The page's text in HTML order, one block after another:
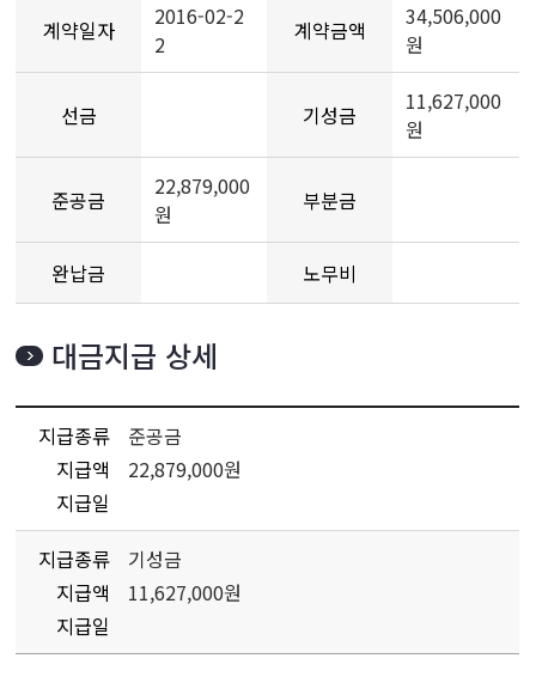
계약일자
2016-02-2
2
계약금액
34,506,000
원
선금 기성금
11,627,000
원
준공금
22,879,000
원
부분금
완납금 노무비
대금지급 상세
지급종류
준공금
지급액
22,879,000원
지급일
지급종류
기성금
지급액
11,627,000원
지급일